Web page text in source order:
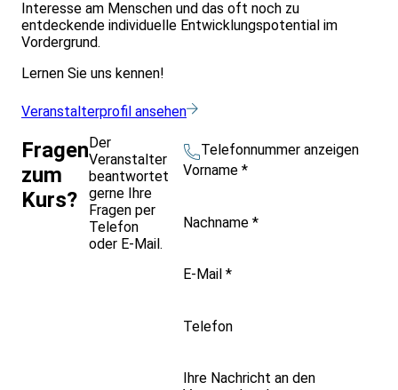
Interesse am Menschen und das oft noch zu
entdeckende individuelle Entwicklungspotential im
Vordergrund.
Lernen Sie uns kennen!
Veranstalterprofil ansehen
Fragen
zum
Kurs?
Der
Veranstalter
beantwortet
gerne Ihre
Fragen per
Telefon
oder E-Mail.
Telefonnummer anzeigen
Vorname *
Nachname *
E-Mail *
Telefon
Ihre Nachricht an den